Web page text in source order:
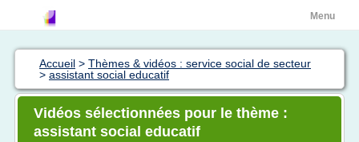
Menu
Accueil > Thèmes & vidéos : service social de secteur
> assistant social educatif
Vidéos sélectionnées pour le thème :
assistant social educatif